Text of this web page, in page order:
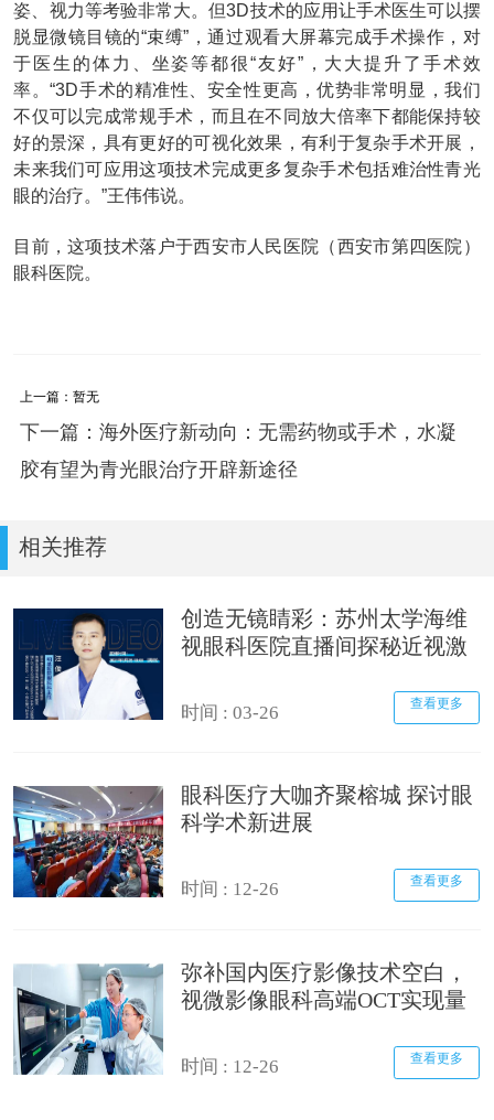
姿、视力等考验非常大。但3D技术的应用让手术医生可以摆
脱显微镜目镜的“束缚”，通过观看大屏幕完成手术操作，对
于医生的体力、坐姿等都很“友好”，大大提升了手术效
率。“3D手术的精准性、安全性更高，优势非常明显，我们
不仅可以完成常规手术，而且在不同放大倍率下都能保持较
好的景深，具有更好的可视化效果，有利于复杂手术开展，
未来我们可应用这项技术完成更多复杂手术包括难治性青光
眼的治疗。”王伟伟说。
目前，这项技术落户于西安市人民医院（西安市第四医院）
眼科医院。
上一篇：暂无
下一篇：海外医疗新动向：无需药物或手术，水凝
胶有望为青光眼治疗开辟新途径
相关推荐
创造无镜睛彩：苏州太学海维
视眼科医院直播间探秘近视激
时间 : 03-26 查看更多
眼科医疗大咖齐聚榕城 探讨眼
科学术新进展
时间 : 12-26 查看更多
弥补国内医疗影像技术空白，
视微影像眼科高端OCT实现量
时间 : 12-26 查看更多